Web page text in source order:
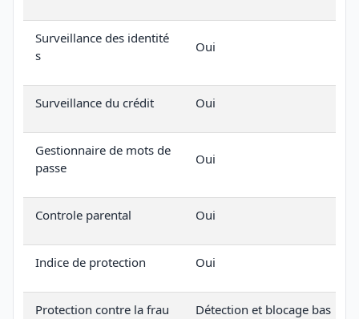
Surveillance des identité
s
Oui
Surveillance du crédit Oui
Gestionnaire de mots de
passe
Oui
Controle parental Oui
Indice de protection Oui
Protection contre la frau
Détection et blocage bas